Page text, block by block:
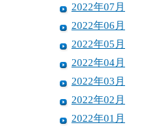
2022年07月
2022年06月
2022年05月
2022年04月
2022年03月
2022年02月
2022年01月